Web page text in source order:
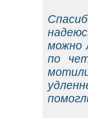
можно
по